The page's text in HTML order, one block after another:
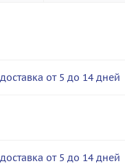
от 5 до 14 дней
от 5 до 14 дней